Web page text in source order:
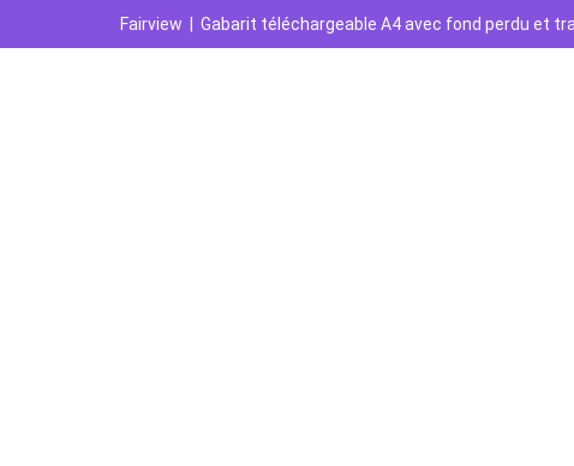
Fairview Gabarit téléchargeable A4 avec fond perdu et